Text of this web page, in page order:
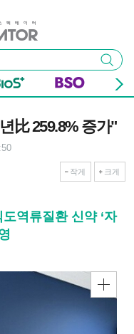
검색
比 259.8% 증가"
작게 크게
역류질환 신약 ‘자